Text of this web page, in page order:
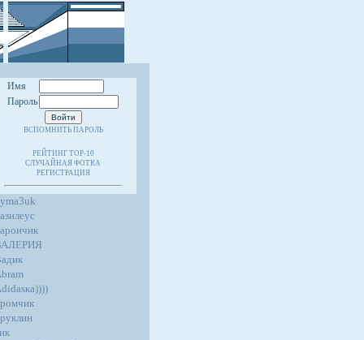
Имя
Пароль
ВСПОМНИТЬ ПАРОЛЬ
РЕЙТИНГ TOP-10
СЛУЧАЙНАЯ ФОТКА
РЕГИСТРАЦИЯ